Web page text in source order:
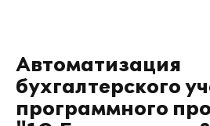
Автоматизация
бухгалтерского
программного